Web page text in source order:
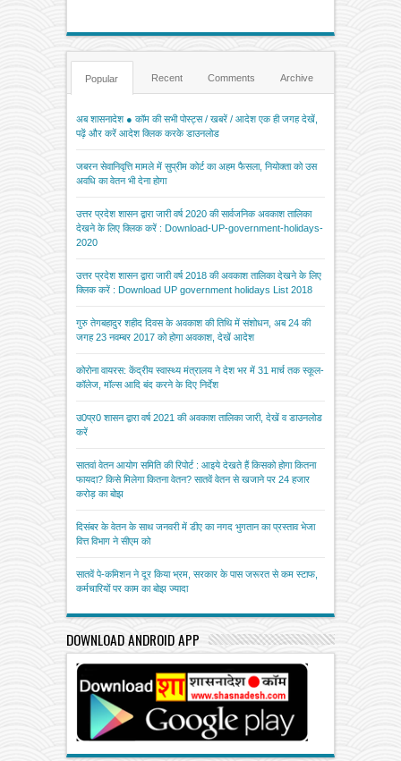
Popular Recent Comments Archive
अब शासनादेश ● कॉम की सभी पोस्ट्स / खबरें / आदेश एक ही जगह देखें,
पढ़ें और करें आदेश क्लिक करके डाउनलोड
जबरन सेवानिवृत्ति मामले में सुप्रीम कोर्ट का अहम फैसला, नियोक्ता को उस
अवधि का वेतन भी देना होगा
उत्तर प्रदेश शासन द्वारा जारी वर्ष 2020 की सार्वजनिक अवकाश तालिका
देखने के लिए क्लिक करें : Download-UP-government-holidays-
2020
उत्तर प्रदेश शासन द्वारा जारी वर्ष 2018 की अवकाश तालिका देखने के लिए
क्लिक करें : Download UP government holidays List 2018
गुरु तेगबहादुर शहीद दिवस के अवकाश की तिथि में संशोधन, अब 24 की
जगह 23 नवम्बर 2017 को होगा अवकाश, देखें आदेश
कोरोना वायरस: केंद्रीय स्वास्थ्य मंत्रालय ने देश भर में 31 मार्च तक स्कूल-
कॉलेज, मॉल्स आदि बंद करने के दिए निर्देश
उ0प्र0 शासन द्वारा वर्ष 2021 की अवकाश तालिका जारी, देखें व डाउनलोड
करें
सातवां वेतन आयोग समिति की रिपोर्ट : आइये देखते हैं किसको होगा कितना
फायदा? किसे मिलेगा कितना वेतन? सातवें वेतन से खजाने पर 24 हजार
करोड़ का बोझ
दिसंबर के वेतन के साथ जनवरी में डीए का नगद भुगतान का प्रस्ताव भेजा
वित्त विभाग ने सीएम को
सातवें पे-कमिशन ने दूर किया भ्रम, सरकार के पास जरूरत से कम स्टाफ,
कर्मचारियों पर काम का बोझ ज्यादा
DOWNLOAD ANDROID APP